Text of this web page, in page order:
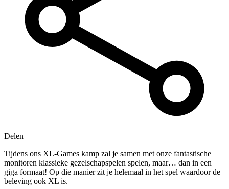
Delen
Tijdens ons XL-Games kamp zal je samen met onze fantastische
monitoren klassieke gezelschapspelen spelen, maar… dan in een
giga formaat! Op die manier zit je helemaal in het spel waardoor de
beleving ook XL is.